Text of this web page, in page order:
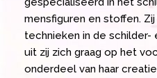
mensfiguren en stoffen.
technieken in de schilder-
uit zij zich graag op het
onderdeel van haar